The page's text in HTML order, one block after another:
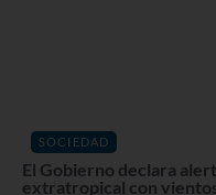
SOCIEDAD
El Gobierno declara
extratropical con